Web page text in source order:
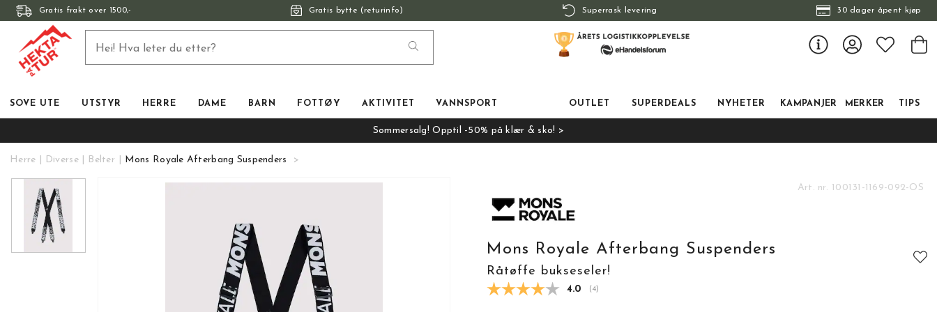
Gratis frakt over 1500,- Gratis bytte (returinfo) Superrask levering 30 dager åpent kjøp
SOVE UTE UTSTYR HERRE DAME BARN FOTTØY AKTIVITET VANNSPORT OUTLET SUPERDEALS NYHETER KAMPANJER MERKER TIPS
Sommersalg! Opptil -50% på klær & sko! >
Herre Diverse Belter Mons Royale Afterbang Suspenders
Art. nr. 100131-1169-092-OS
Mons Royale Afterbang Suspenders
Råtøffe bukseseler!
Gjennomsnittskarakter:
4.0 (stemmer:
4)